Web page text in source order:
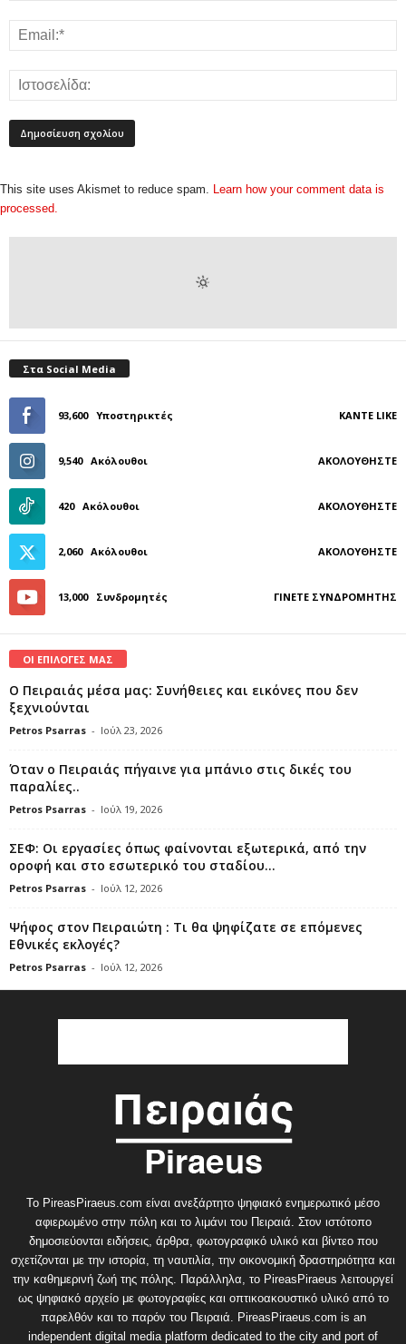
This site uses Akismet to reduce spam. Learn how your comment data is
processed.
Στα Social Media
93,600 Υποστηρικτές ΚΆΝΤΕ LIKE
9,540 Ακόλουθοι ΑΚΟΛΟΥΘΉΣΤΕ
420 Ακόλουθοι ΑΚΟΛΟΥΘΉΣΤΕ
2,060 Ακόλουθοι ΑΚΟΛΟΥΘΉΣΤΕ
13,000 Συνδρομητές ΓΊΝΕΤΕ ΣΥΝΔΡΟΜΗΤΉΣ
ΟΙ ΕΠΙΛΟΓΕΣ ΜΑΣ
Ο Πειραιάς μέσα μας: Συνήθειες και εικόνες που δεν
ξεχνιούνται
Petros Psarras - Ιούλ 23, 2026
Όταν ο Πειραιάς πήγαινε για μπάνιο στις δικές του
παραλίες..
Petros Psarras - Ιούλ 19, 2026
ΣΕΦ: Οι εργασίες όπως φαίνονται εξωτερικά, από την
οροφή και στο εσωτερικό του σταδίου...
Petros Psarras - Ιούλ 12, 2026
Ψήφος στον Πειραιώτη : Τι θα ψηφίζατε σε επόμενες
Εθνικές εκλογές?
Petros Psarras - Ιούλ 12, 2026
Το PireasPiraeus.com είναι ανεξάρτητο ψηφιακό ενημερωτικό μέσο
αφιερωμένο στην πόλη και το λιμάνι του Πειραιά. Στον ιστότοπο
δημοσιεύονται ειδήσεις, άρθρα, φωτογραφικό υλικό και βίντεο που
σχετίζονται με την ιστορία, τη ναυτιλία, την οικονομική δραστηριότητα και
την καθημερινή ζωή της πόλης. Παράλληλα, το PireasPiraeus λειτουργεί
ως ψηφιακό αρχείο με φωτογραφίες και οπτικοακουστικό υλικό από το
παρελθόν και το παρόν του Πειραιά. PireasPiraeus.com is an
independent digital media platform dedicated to the city and port of